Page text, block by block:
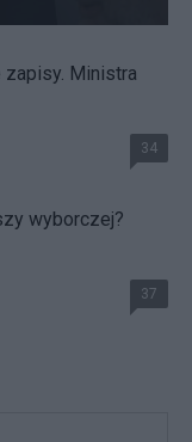
zapisy. Ministra
34
wyborczej?
37